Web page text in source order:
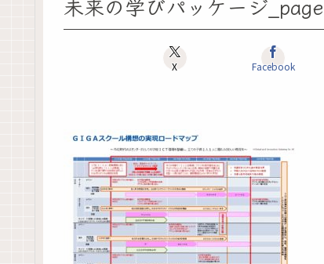
未来の学びパッケージ
X Facebook